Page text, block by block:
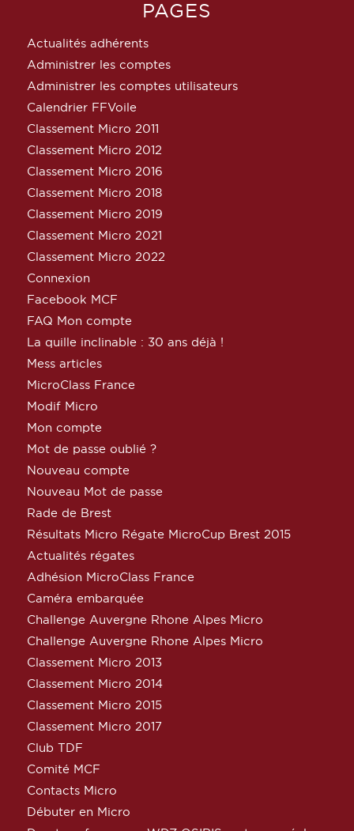
PAGES
Actualités adhérents
Administrer les comptes
Administrer les comptes utilisateurs
Calendrier FFVoile
Classement Micro 2011
Classement Micro 2012
Classement Micro 2016
Classement Micro 2018
Classement Micro 2019
Classement Micro 2021
Classement Micro 2022
Connexion
Facebook MCF
FAQ Mon compte
La quille inclinable : 30 ans déjà !
Mess articles
MicroClass France
Modif Micro
Mon compte
Mot de passe oublié ?
Nouveau compte
Nouveau Mot de passe
Rade de Brest
Résultats Micro Régate MicroCup Brest 2015
Actualités régates
Adhésion MicroClass France
Caméra embarquée
Challenge Auvergne Rhone Alpes Micro
Challenge Auvergne Rhone Alpes Micro
Classement Micro 2013
Classement Micro 2014
Classement Micro 2015
Classement Micro 2017
Club TDF
Comité MCF
Contacts Micro
Débuter en Micro